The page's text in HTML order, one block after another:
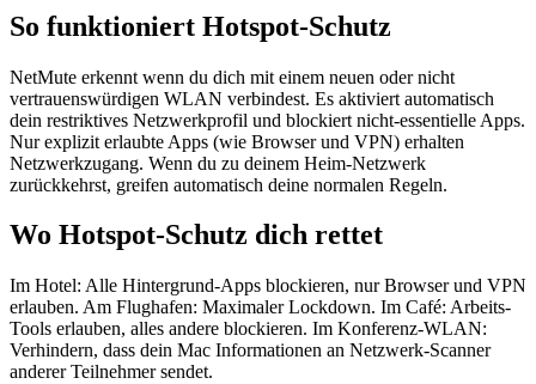
So funktioniert Hotspot-Schutz
NetMute erkennt wenn du dich mit einem neuen oder nicht
vertrauenswürdigen WLAN verbindest. Es aktiviert automatisch
dein restriktives Netzwerkprofil und blockiert nicht-essentielle Apps.
Nur explizit erlaubte Apps (wie Browser und VPN) erhalten
Netzwerkzugang. Wenn du zu deinem Heim-Netzwerk
zurückkehrst, greifen automatisch deine normalen Regeln.
Wo Hotspot-Schutz dich rettet
Im Hotel: Alle Hintergrund-Apps blockieren, nur Browser und VPN
erlauben. Am Flughafen: Maximaler Lockdown. Im Café: Arbeits-
Tools erlauben, alles andere blockieren. Im Konferenz-WLAN:
Verhindern, dass dein Mac Informationen an Netzwerk-Scanner
anderer Teilnehmer sendet.